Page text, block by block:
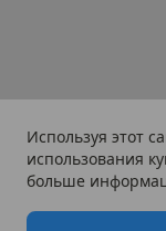
Используя этот
использования
больше